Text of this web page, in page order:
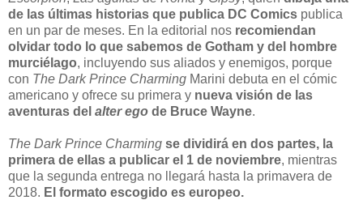
de las últimas historias que publica DC Comics publica
en un par de meses. En la editorial nos recomiendan
olvidar todo lo que sabemos de Gotham y del hombre
murciélago, incluyendo sus aliados y enemigos, porque
con The Dark Prince Charming Marini debuta en el cómic
americano y ofrece su primera y nueva visión de las
aventuras del alter ego de Bruce Wayne.
The Dark Prince Charming se dividirá en dos partes, la
primera de ellas a publicar el 1 de noviembre, mientras
que la segunda entrega no llegará hasta la primavera de
2018. El formato escogido es europeo.